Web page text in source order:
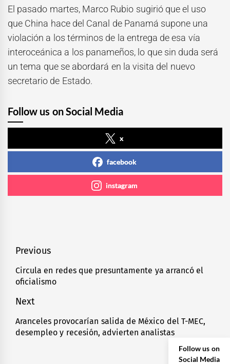
El pasado martes, Marco Rubio sugirió que el uso
que China hace del Canal de Panamá supone una
violación a los términos de la entrega de esa vía
interoceánica a los panameños, lo que sin duda será
un tema que se abordará en la visita del nuevo
secretario de Estado.
Follow us on Social Media
x
facebook
instagram
Navegación
de
entradas
Previous
Previous
post:
Circula en redes que presuntamente ya arrancó el
oficialismo
Next
Next
post:
Aranceles provocarían salida de México del T-MEC,
desempleo y recesión, advierten analistas
Follow us on
Social Media